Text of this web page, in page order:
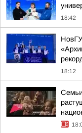
18:42
18:12